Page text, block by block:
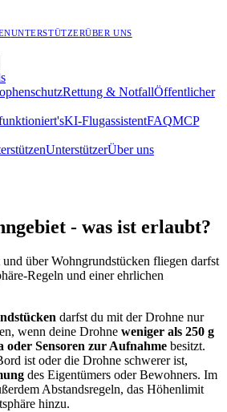
UNTERSTÜTZERÜBER UNS
Rettung & NotfallÖffentlicher
KI-FlugassistentFAQMCP
UnterstützerÜber uns
- was ist erlaubt?
über Wohngrundstücken fliegen darfst
Regeln und einer ehrlichen
darfst du mit der Drohne nur
wenn deine Drohne weniger als 250 g
oder Sensoren zur Aufnahme besitzt.
ist oder die Drohne schwerer ist,
des Eigentümers oder Bewohners. Im
Abstandsregeln, das Höhenlimit
hinzu.